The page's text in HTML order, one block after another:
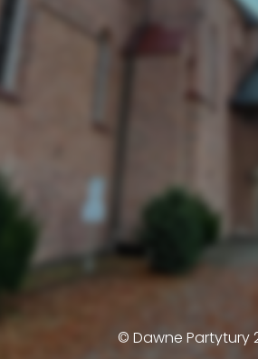
© Dawne Partytury